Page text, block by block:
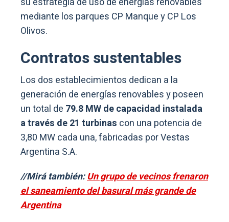
mediante los parques CP Manque y CP Los
Olivos.
Contratos sustentables
Los dos establecimientos dedican a la
generación de energías renovables y poseen
un total de 79.8 MW de capacidad instalada
a través de 21 turbinas con una potencia de
3,80 MW cada una, fabricadas por Vestas
Argentina S.A.
//Mirá también:Un grupo de vecinos frenaron
el saneamiento del basural más grande de
Argentina